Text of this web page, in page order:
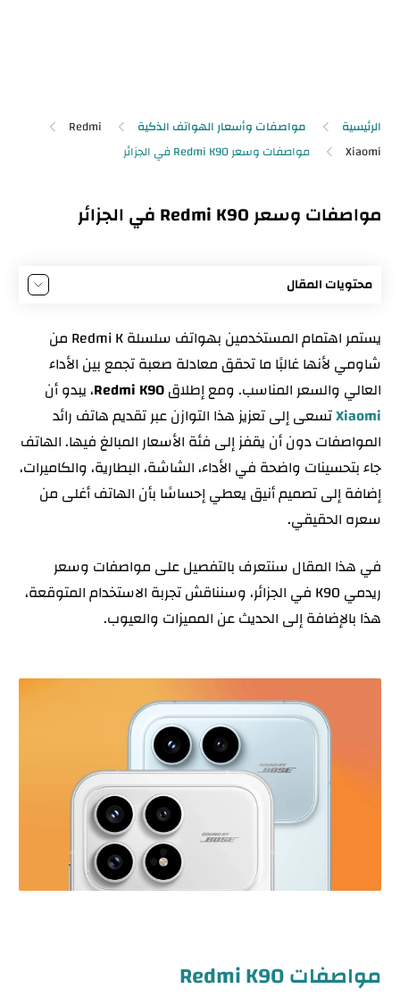
الرئيسية مواصفات وأسعار الهواتف الذكية
Redmi
Xiaomi
مواصفات وسعر Redmi K90 في الجزائر
محتويات المقال
تصميم Redmi K90: توازن بين القوة والراحة
شاشة Redmi K90: مشهد بصري واضح في كل
الظروف
الأداء والمعالج: تجربة استخدام بلا تأخير
كاميرات Redmi K90: تجربة تصوير متوازنة وواضحة
بطارية Redmi K90: يومان من الاستخدام وشحن لحظي
سعر Redmi K90 في الجزائر
عيوب Redmi K90
يستمر اهتمام المستخدمين بهواتف سلسلة Redmi K من
شاومي لأنها غالبًا ما تحقق معادلة صعبة تجمع بين الأداء
العالي والسعر المناسب. ومع إطلاقRedmi K90، يبدو أن
Xiaomiتسعى إلى تعزيز هذا التوازن عبر تقديم هاتف رائد
المواصفات دون أن يقفز إلى فئة الأسعار المبالغ فيها. الهاتف
جاء بتحسينات واضحة في الأداء، الشاشة، البطارية، والكاميرات،
إضافة إلى تصميم أنيق يعطي إحساسًا بأن الهاتف أغلى من
سعره الحقيقي.
في هذا المقال سنتعرف بالتفصيل على مواصفات وسعر
ريدمي K90 في الجزائر، وسنناقش تجربة الاستخدام المتوقعة،
هذا بالإضافة إلى الحديث عن المميزات والعيوب.
مواصفات Redmi K90